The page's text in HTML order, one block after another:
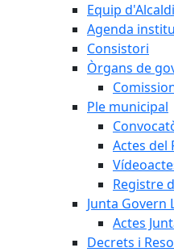
Equip
Agenda
Consistori
Òrgans de
Ple municipal
Actes del
Registre
Junta Govern
Actes
Decrets i